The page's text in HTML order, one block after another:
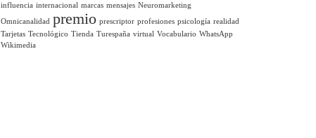
influencia internacional marcas mensajes Neuromarketing
Omnicanalidad premio prescriptor profesiones psicología realidad
Tarjetas Tecnológico Tienda Turespaña virtual Vocabulario WhatsApp
Wikimedia